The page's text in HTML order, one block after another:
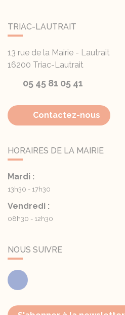
TRIAC-LAUTRAIT
13 rue de la Mairie - Lautrait
16200 Triac-Lautrait
05 45 81 05 41
Contactez-nous
HORAIRES DE LA MAIRIE
Mardi :
13h30 - 17h30
Vendredi :
08h30 - 12h30
NOUS SUIVRE
Facebook